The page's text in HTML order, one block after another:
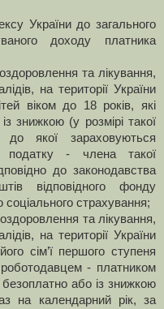
України до загального
доходу платника
та лікування,
на території України
віком до 18 років, які
знижкою (у розмірі такої
до якої зараховуються
податку - члена такої
до законодавства
відповідного фонду
страхування;
та лікування,
на території України
сім’ї першого ступеня
- платником
або із знижкою
на календарний рік, за